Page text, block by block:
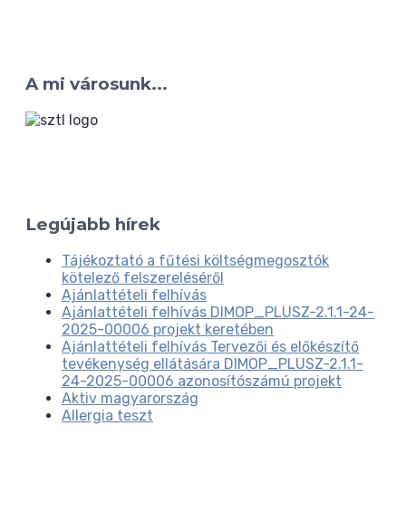
A mi városunk...
Legújabb hírek
Tájékoztató a fűtési költségmegosztók
kötelező felszereléséről
Ajánlattételi felhívás
Ajánlattételi felhívás DIMOP_PLUSZ-2.1.1-24-
2025-00006 projekt keretében
Ajánlattételi felhívás Tervezői és előkészítő
tevékenység ellátására DIMOP_PLUSZ-2.1.1-
24-2025-00006 azonosítószámú projekt
Aktiv magyarország
Allergia teszt